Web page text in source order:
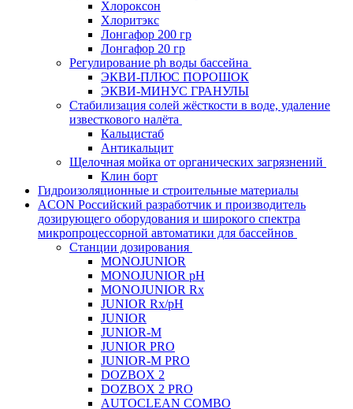
Хлороксон
Хлоритэкс
Лонгафор 200 гр
Лонгафор 20 гр
Регулирование ph воды бассейна
ЭКВИ-ПЛЮС ПОРОШОК
ЭКВИ-МИНУС ГРАНУЛЫ
Стабилизация солей жёсткости в воде, удаление
известкового налёта
Кальцистаб
Антикальцит
Щелочная мойка от органических загрязнений
Клин борт
Гидроизоляционные и строительные материалы
ACON Российский разработчик и производитель
дозирующего оборудования и широкого спектра
микропроцессорной автоматики для бассейнов
Станции дозирования
MONOJUNIOR
MONOJUNIOR pH
MONOJUNIOR Rx
JUNIOR Rx/pH
JUNIOR
JUNIOR-M
JUNIOR PRO
JUNIOR-M PRO
DOZBOX 2
DOZBOX 2 PRO
AUTOCLEAN COMBO